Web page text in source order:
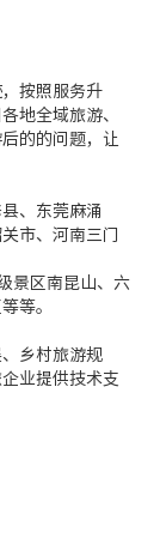
按照服务升
地全域旅游、
的的问题，让
、东莞麻涌
市、河南三门
景区南昆山、六
等。
乡村旅游规
业提供技术支